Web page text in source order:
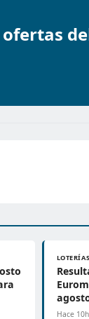
LOTERÍAS
Hace 10h